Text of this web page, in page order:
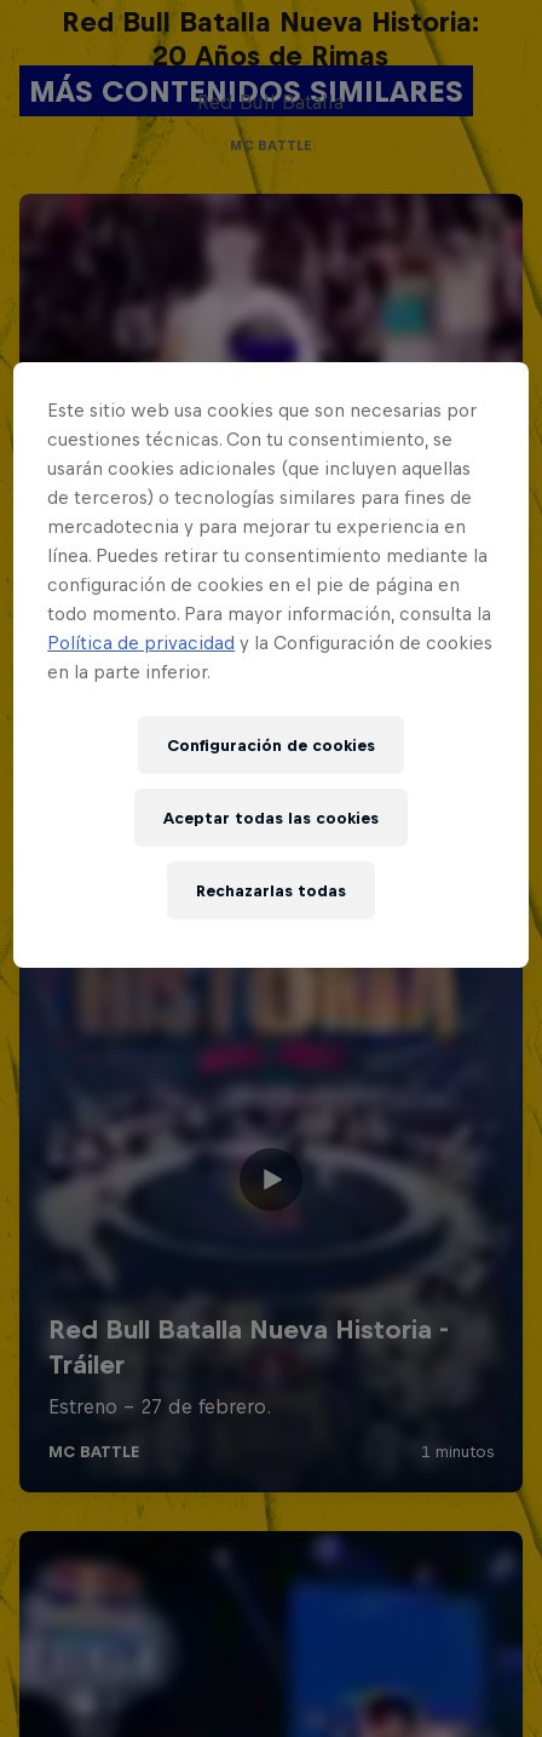
MÁS CONTENIDOS SIMILARES
Red Bull Batalla Nueva Historia:
20 Años de Rimas
Red Bull Batalla
MC BATTLE
Este sitio web usa cookies que son necesarias por
cuestiones técnicas. Con tu consentimiento, se
usarán cookies adicionales (que incluyen aquellas
de terceros) o tecnologías similares para fines de
mercadotecnia y para mejorar tu experiencia en
línea. Puedes retirar tu consentimiento mediante la
configuración de cookies en el pie de página en
todo momento. Para mayor información, consulta la
Política de privacidad y la Configuración de cookies
en la parte inferior.
Configuración de cookies
Rechazarlas todas
Aceptar todas las cookies